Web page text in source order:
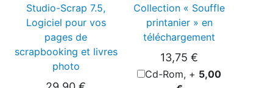
Studio-Scrap 7.5,
Logiciel pour vos
pages de
scrapbooking et livres
photo
Collection « Souffle
printanier » en
téléchargement
13,75 €
Cd-Rom, + 5,00